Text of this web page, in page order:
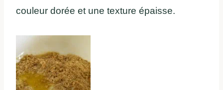
couleur dorée et une texture épaisse.